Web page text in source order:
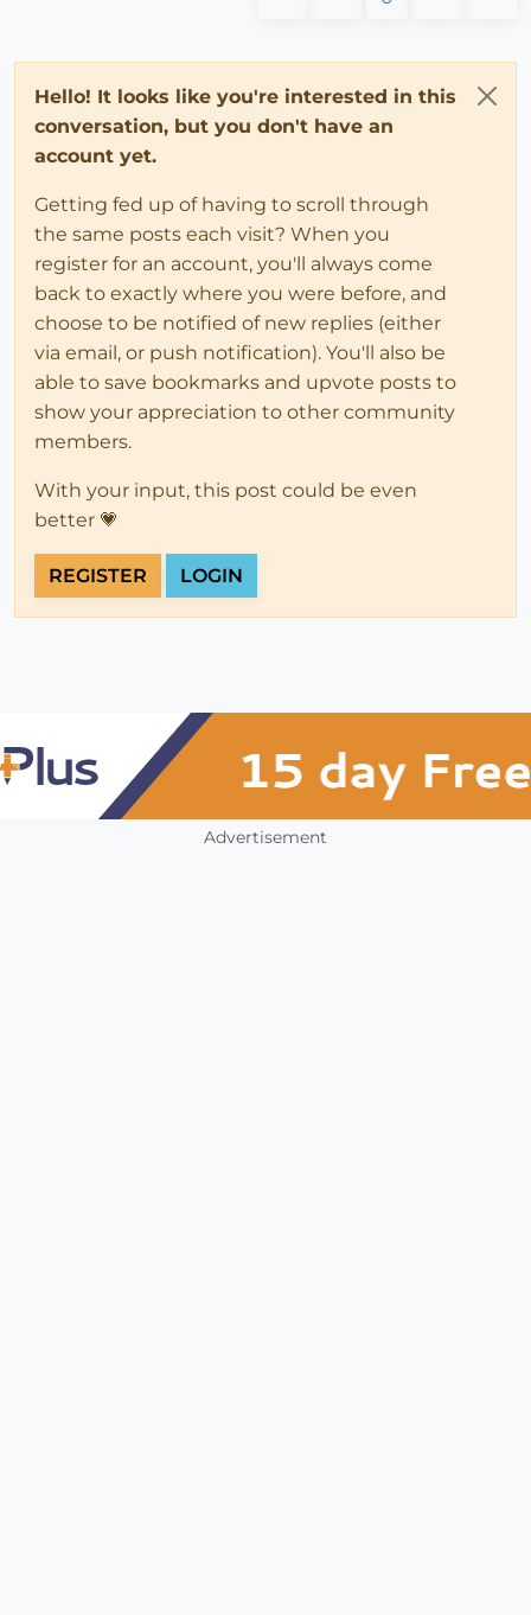
Hello! It looks like you're interested in this
conversation, but you don't have an
account yet.
Getting fed up of having to scroll through
the same posts each visit? When you
register for an account, you'll always come
back to exactly where you were before, and
choose to be notified of new replies (either
via email, or push notification). You'll also be
able to save bookmarks and upvote posts to
show your appreciation to other community
members.
With your input, this post could be even
better 💗
REGISTER LOGIN
Advertisement